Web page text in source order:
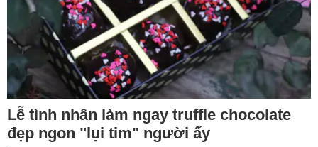
Lễ tình nhân làm ngay truffle chocolate
đẹp ngon "lụi tim" người ấy